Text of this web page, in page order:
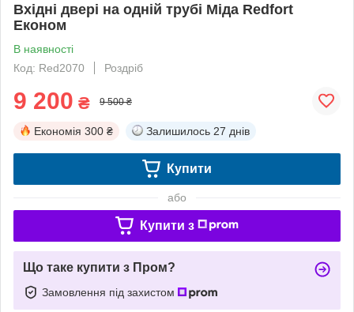
Вхідні двері на одній трубі Міда Redfort
Економ
В наявності
Код: Red2070
Роздріб
9 200 ₴ 9 500 ₴
Економія 300 ₴ Залишилось 27 днів
Купити
або
Купити з
Що таке купити з Пром?
Замовлення під захистом